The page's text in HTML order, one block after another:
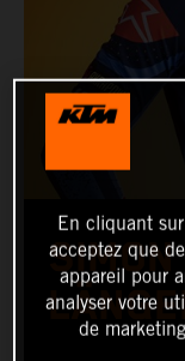
SIMON
En cliquant
acceptez que
appareil pour
analyser votre
de